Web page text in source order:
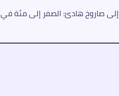
إلى صاروخ هادئ: الصفر إلى مئة في